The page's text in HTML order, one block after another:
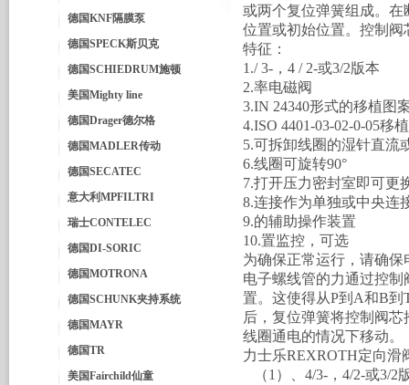
德国KNF隔膜泵
德国SPECK斯贝克
德国SCHIEDRUM施顿
美国Mighty line
德国Drager德尔格
德国MADLER传动
德国SECATEC
意大利MPFILTRI
瑞士CONTELEC
德国DI-SORIC
德国MOTRONA
德国SCHUNK夹持系统
德国MAYR
德国TR
美国Fairchild仙童
或两个复位弹簧组成。
位置或初始位置。控制
特征：
1./ 3-，4 / 2-或3/2版本
2.率电磁阀
3.IN 24340形式的移植图
4.ISO 4401-03-02-0-05移
5.可拆卸线圈的湿针直流
6.线圈可旋转90°
7.打开压力密封室即可更
8.连接作为单独或中央连
9.的辅助操作装置
10.置监控，可选
为确保正常运行，请确
电子螺线管的力通过控
置。这使得从P到A和B
后，复位弹簧将控制阀
线圈通电的情况下移动。
力士乐REXROTH定向滑
（1）、4/3-，4/2-或3/2